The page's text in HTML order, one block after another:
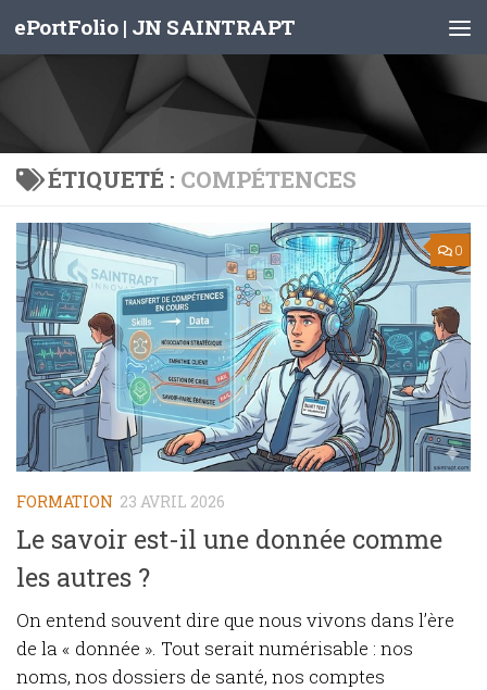
Skip to content
ePortFolio | JN SAINTRAPT
ÉTIQUETÉ : COMPÉTENCES
0
FORMATION 23 AVRIL 2026
Le savoir est-il une donnée comme
les autres ?
On entend souvent dire que nous vivons dans l’ère
de la « donnée ». Tout serait numérisable : nos
noms, nos dossiers de santé, nos comptes